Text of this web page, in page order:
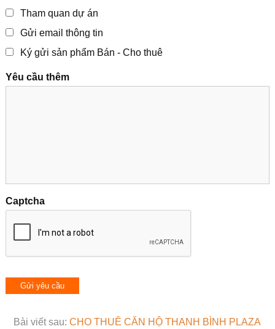
Tham quan dự án
Gửi email thông tin
Ký gửi sản phẩm Bán - Cho thuê
Yêu cầu thêm
Captcha
Bài viết sau: CHO THUÊ CĂN HỘ THANH BÌNH PLAZA